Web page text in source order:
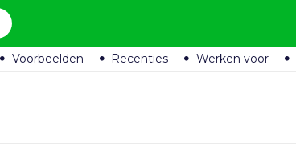
Voorbeelden Recenties Werken voor